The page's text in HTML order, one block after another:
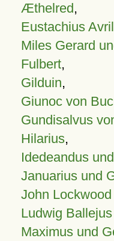
Æthelred,
Eustachius Avril
Miles Gerard
Fulbert,
Gilduin,
Giunoc von
Gundisalvus
Hilarius,
Idedeandus
Januarius und
John
Ludwig
Maximus und